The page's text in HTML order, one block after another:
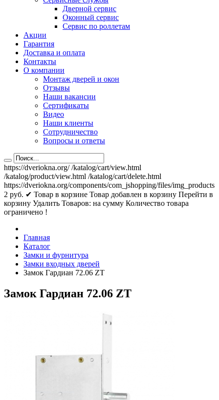
Дверной сервис
Оконный сервис
Сервис по роллетам
Акции
Гарантия
Доставка и оплата
Контакты
О компании
Монтаж дверей и окон
Отзывы
Наши вакансии
Сертификаты
Видео
Наши клиенты
Сотрудничество
Вопросы и ответы
https://dveriokna.org/ /katalog/cart/view.html
/katalog/product/view.html /katalog/cart/delete.html
https://dveriokna.org/components/com_jshopping/files/img_products
2 руб. ✔ Товар в корзине Товар добавлен в корзину Перейти в
корзину Удалить Товаров: на сумму Количество товара
ограничено !
Главная
Каталог
Замки и фурнитура
Замки входных дверей
Замок Гардиан 72.06 ZТ
Замок Гардиан 72.06 ZТ